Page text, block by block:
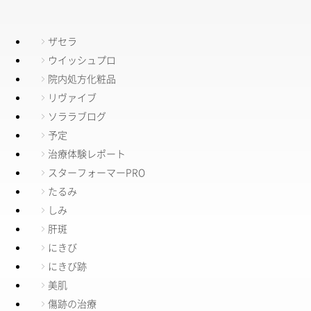
ザセラ
ウイッシュプロ
院内処方化粧品
リヴァイブ
ソララブログ
予定
治療体験レポート
スターフォーマーPRO
たるみ
しみ
肝斑
にきび
にきび跡
美肌
傷跡の治療